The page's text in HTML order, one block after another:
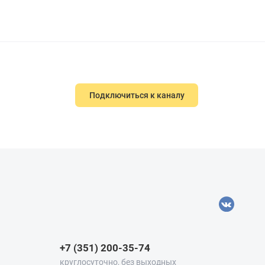
Подключиться к каналу
+7 (351) 200-35-74
круглосуточно, без выходных